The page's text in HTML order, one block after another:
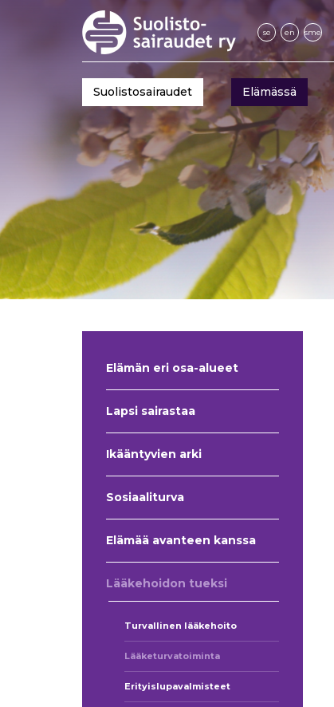
se en sme
Suolistosairaudet Elämässä
Elämän eri osa-alueet
Lapsi sairastaa
Ikääntyvien arki
Sosiaaliturva
Elämää avanteen kanssa
Lääkehoidon tueksi
Turvallinen lääkehoito
Lääketurvatoiminta
Erityislupavalmisteet